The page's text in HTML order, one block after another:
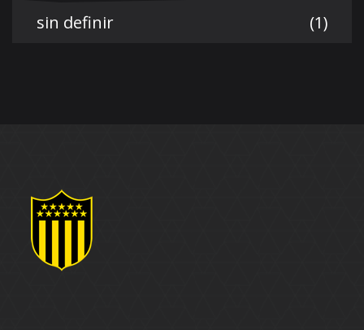
sin definir (1)